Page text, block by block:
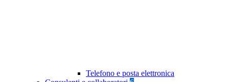
Telefono e posta elettronica